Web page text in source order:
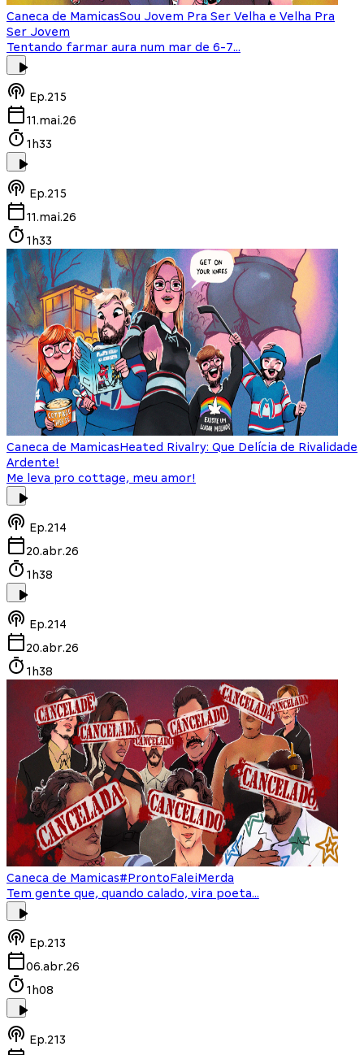
Caneca de MamicasSou Jovem Pra Ser Velha e Velha Pra
Ser Jovem
Tentando farmar aura num mar de 6-7...
Ep.215
11.mai.26
1h33
Ep.215
11.mai.26
1h33
Caneca de MamicasHeated Rivalry: Que Delícia de Rivalidade
Ardente!
Me leva pro cottage, meu amor!
Ep.214
20.abr.26
1h38
Ep.214
20.abr.26
1h38
Caneca de Mamicas#ProntoFaleiMerda
Tem gente que, quando calado, vira poeta...
Ep.213
06.abr.26
1h08
Ep.213